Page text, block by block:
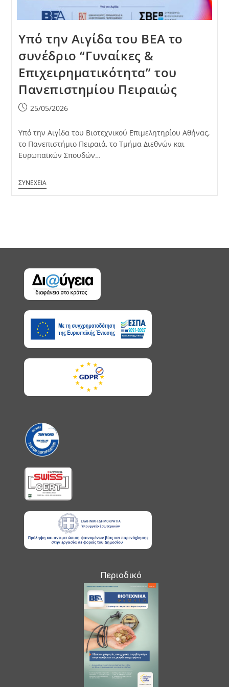
Υπό την Αιγίδα του ΒΕΑ το
συνέδριο “Γυναίκες &
Επιχειρηματικότητα” του
Πανεπιστημίου Πειραιώς
Post25/05/2026
Υπό την Αιγίδα του Βιοτεχνικού Επιμελητηρίου Αθήνας,
το Πανεπιστήμιο Πειραιά, το Τμήμα Διεθνών και
Ευρωπαϊκών Σπουδών…
Περιοδικό